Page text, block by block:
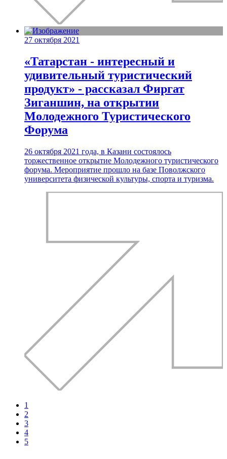
27 октября 2021
«Татарстан - интересный и
удивительный туристический
продукт» - рассказал Фиргат
Зиганшин, на открытии
Молодежного Туристического
Форума
26 октября 2021 года, в Казани состоялось
торжественное открытие Молодежного туристического
форума. Мероприятие прошло на базе Поволжского
университета физической культуры, спорта и туризма.
1
2
3
4
5